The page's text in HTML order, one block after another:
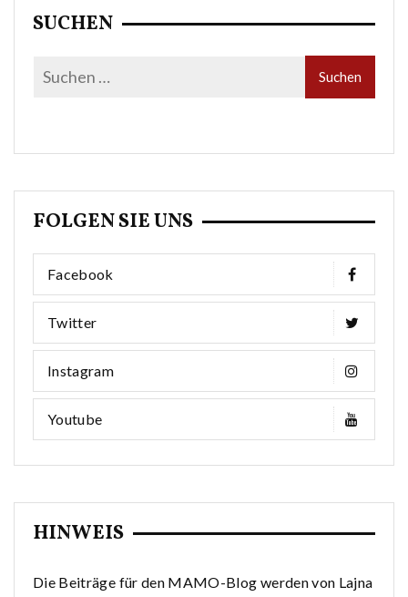
SUCHEN
FOLGEN SIE UNS
Facebook
Twitter
Instagram
Youtube
HINWEIS
Die Beiträge für den MAMO-Blog werden von Lajna